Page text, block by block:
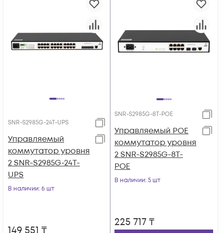
SNR-S2985G-24T-UPS
Управляемый
коммутатор уровня
2 SNR-S2985G-24T-
UPS
В наличии: 6 шт
SNR-S2985G-8T-POE
Управляемый POE
коммутатор уровня
2 SNR-S2985G-8T-
POE
В наличии: 5 шт
225 717₸